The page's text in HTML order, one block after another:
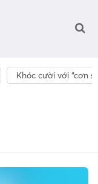
Khóc cười với “cơn